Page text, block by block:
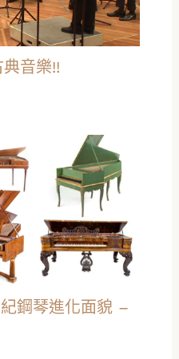
音樂!!
鋼琴進化面貌 –